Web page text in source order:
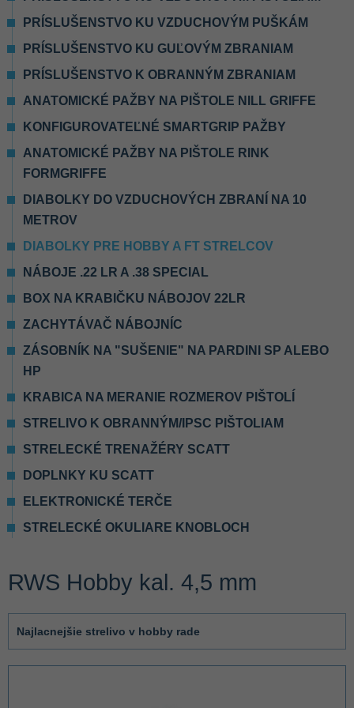
PRÍSLUŠENSTVO KU VZDUCHOVÝM PUŠKÁM
PRÍSLUŠENSTVO KU GUĽOVÝM ZBRANIAM
PRÍSLUŠENSTVO K OBRANNÝM ZBRANIAM
ANATOMICKÉ PAŽBY NA PIŠTOLE NILL GRIFFE
KONFIGUROVATEĽNÉ SMARTGRIP PAŽBY
ANATOMICKÉ PAŽBY NA PIŠTOLE RINK
FORMGRIFFE
DIABOLKY DO VZDUCHOVÝCH ZBRANÍ NA 10
METROV
DIABOLKY PRE HOBBY A FT STRELCOV
NÁBOJE .22 LR A .38 SPECIAL
BOX NA KRABIČKU NÁBOJOV 22LR
ZACHYTÁVAČ NÁBOJNÍC
ZÁSOBNÍK NA "SUŠENIE" NA PARDINI SP ALEBO
HP
KRABICA NA MERANIE ROZMEROV PIŠTOLÍ
STRELIVO K OBRANNÝM/IPSC PIŠTOLIAM
STRELECKÉ TRENAŽÉRY SCATT
DOPLNKY KU SCATT
ELEKTRONICKÉ TERČE
STRELECKÉ OKULIARE KNOBLOCH
RWS Hobby kal. 4,5 mm
Najlacnejšie strelivo v hobby rade